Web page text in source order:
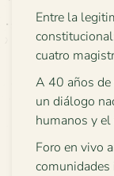
Entre la
cuatro
A 40 años de
un diálogo
humanos y
Foro en vivo
comunidades